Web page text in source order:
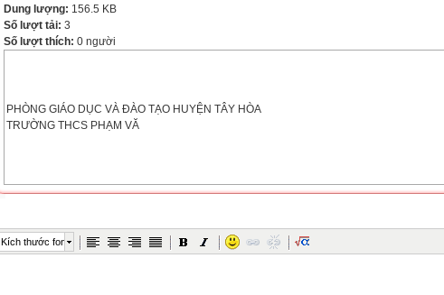
Dung lượng: 156.5 KB
Số lượt tải: 3
Số lượt thích: 0 người
PHÒNG GIÁO DỤC VÀ ĐÀO TẠO HUYỆN TÂY HÒA
TRƯỜNG THCS PHẠM VĂ

Kích thước font